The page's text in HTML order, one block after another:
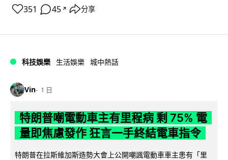
351 45 ↗ 分享
科技娛樂 生活娛樂 城中熱話
Vin 1 日
特朗普嘲電動車主有里程病 剩 75% 電
量即焦慮發作 狂言一手終結電車指令
特朗普在拉斯維加斯造勢大會上公開嘲諷電動車車主患有「里